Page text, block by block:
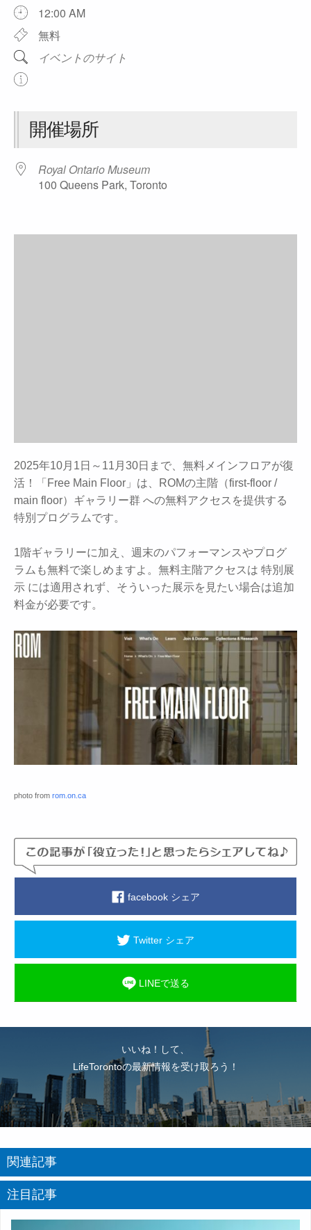
12:00 AM
無料
イベントのサイト
開催場所
Royal Ontario Museum
100 Queens Park, Toronto
2025年10月1日～11月30日まで、無料メインフロアが復
活！「Free Main Floor」は、ROMの主階（first-floor /
main floor）ギャラリー群 への無料アクセスを提供する
特別プログラムです。
1階ギャラリーに加え、週末のパフォーマンスやプログ
ラムも無料で楽しめますよ。無料主階アクセスは 特別展
示 には適用されず、そういった展示を見たい場合は追加
料金が必要です。
photo from rom.on.ca
facebook シェア
Twitter シェア
LINEで送る
いいね！して、
LifeTorontoの最新情報を受け取ろう！
関連記事
注目記事